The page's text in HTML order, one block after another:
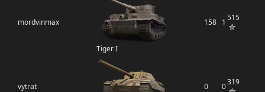
mordvinmax
Tiger I
158 1 515
vytrat 0 0319